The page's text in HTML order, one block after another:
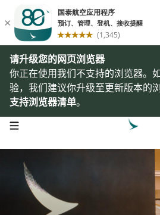
请升级您的网页浏览器
你正在使用我们不支持的浏览器。
验，我们建议你升级至更新版本
支持浏览器清单。
open navigation menu